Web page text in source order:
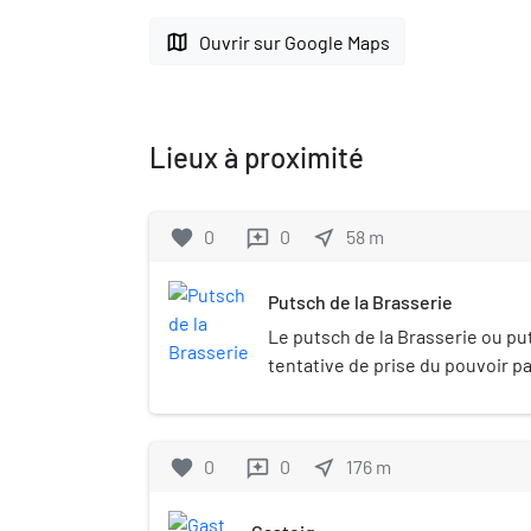
map Ouvrir sur Google Maps
Lieux à proximité
favorite 0 reviews 0 near_me 58 m
Putsch de la Brasserie
Le putsch de la Brasserie ou
tentative de prise du pouvoir
socialiste des travailleurs
principalement à la
favorite 0 reviews 0 near_me 176 m